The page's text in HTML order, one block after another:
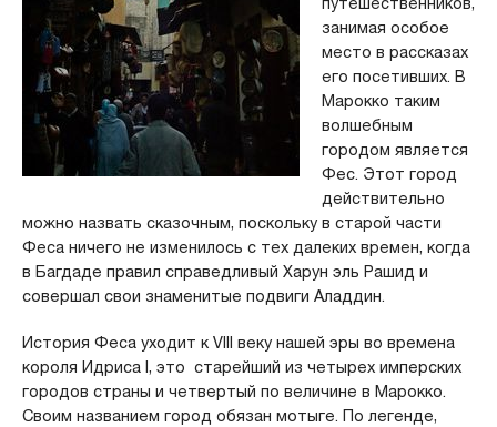
занимая особое
место в рассказах
его посетивших. В
Марокко таким
волшебным
городом является
Фес. Этот город
действительно
можно назвать сказочным, поскольку в старой части
Феса ничего не изменилось с тех далеких времен, когда
в Багдаде правил справедливый Харун эль Рашид и
совершал свои знаменитые подвиги Аладдин.
История Феса уходит к VIII веку нашей эры во времена
короля Идриса I, это старейший из четырех имперских
городов страны и четвертый по величине в Марокко.
Своим названием город обязан мотыге. По легенде,